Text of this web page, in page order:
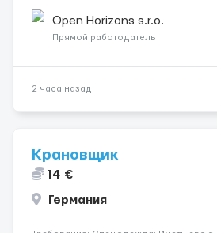
Open Horizons s.r.o.
Прямой работодатель
2 часа назад
Крановщик
14 €
Германия